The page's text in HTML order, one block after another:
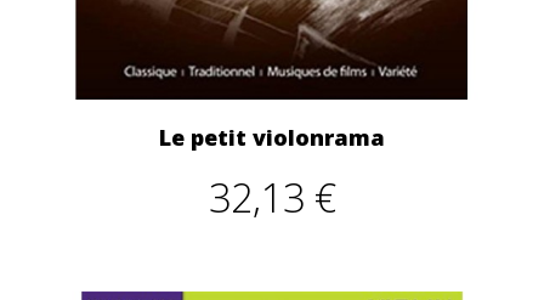
Le petit violonrama
32,13 €